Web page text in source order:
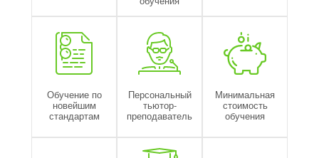
Обучение по
новейшим
стандартам
Персональный
тьютор-
преподаватель
Минимальная
стоимость
обучения